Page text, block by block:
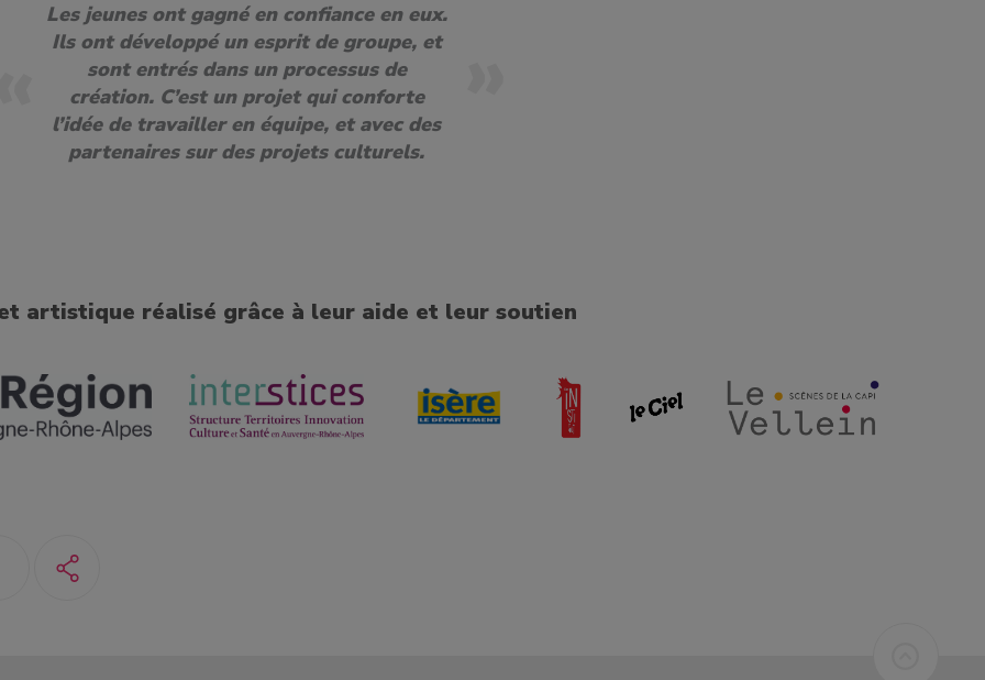
Les jeunes ont gagné en confiance en eux.
Ils ont développé un esprit de groupe, et
sont entrés dans un processus de
création. C’est un projet qui conforte
l’idée de travailler en équipe, et avec des
partenaires sur des projets culturels.
artistique réalisé grâce à leur aide et leur soutien